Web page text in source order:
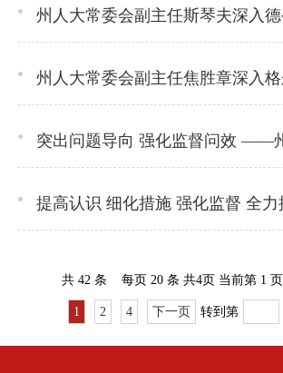
共42 条 每页 20 条 共4页 当前第 1 页
1 2 4 下一页 转到第